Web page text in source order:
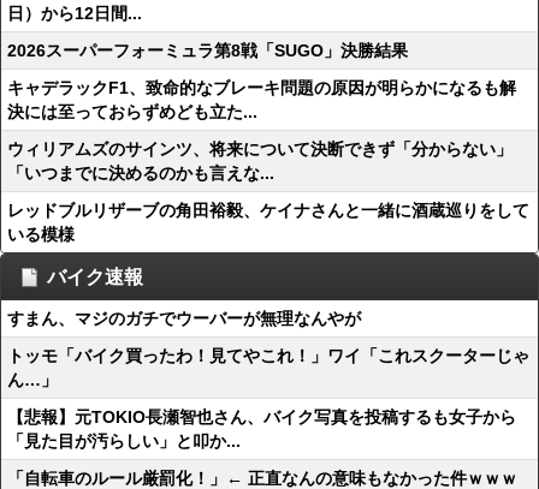
日）から12日間...
2026スーパーフォーミュラ第8戦「SUGO」決勝結果
キャデラックF1、致命的なブレーキ問題の原因が明らかになるも解
決には至っておらずめども立た...
ウィリアムズのサインツ、将来について決断できず「分からない」
「いつまでに決めるのかも言えな...
レッドブルリザーブの角田裕毅、ケイナさんと一緒に酒蔵巡りをして
いる模様
バイク速報
すまん、マジのガチでウーバーが無理なんやが
トッモ「バイク買ったわ！見てやこれ！」ワイ「これスクーターじゃ
ん…」
【悲報】元TOKIO長瀬智也さん、バイク写真を投稿するも女子から
「見た目が汚らしい」と叩か...
「自転車のルール厳罰化！」← 正直なんの意味もなかった件ｗｗｗ